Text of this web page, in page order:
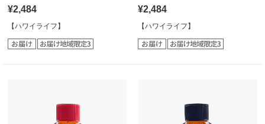
¥2,484
【ハワイライフ】
¥2,484
【ハワイライフ】